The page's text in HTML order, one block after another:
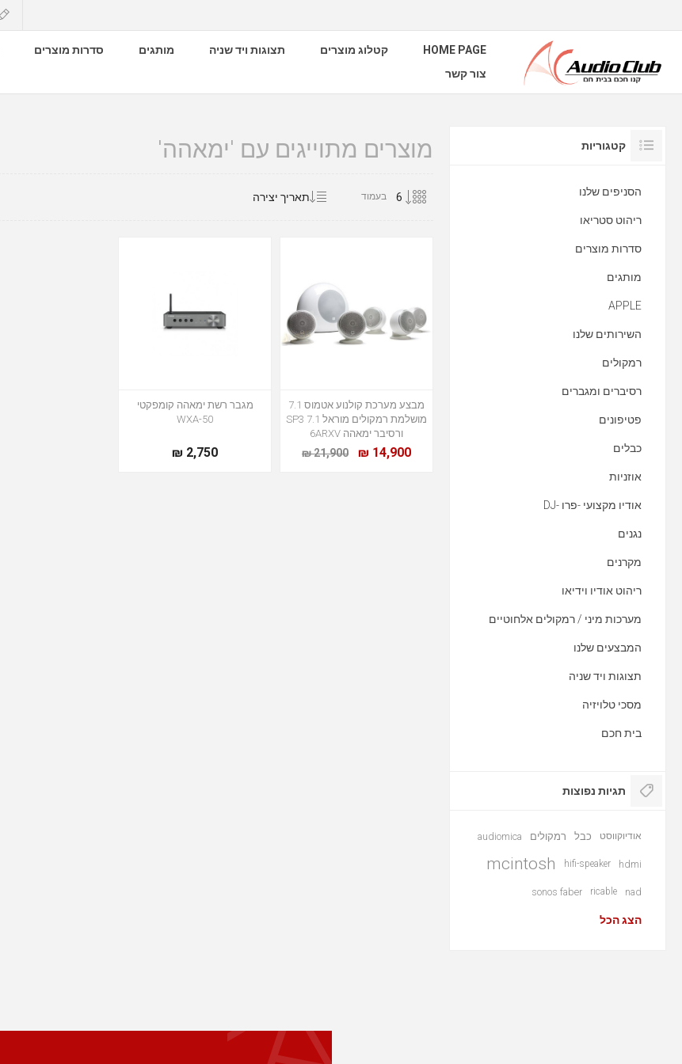
HOME PAGE קטלוג מוצרים תצוגות ויד שניה מותגים סדרות מוצרים
צור קשר
מוצרים מתוייגים עם 'ימאהה'
בעמוד
מבצע מערכת קולנוע אטמוס 7.1
מושלמת רמקולים מוראל SP3 7.1
ורסיבר ימאהה 6ARXV
14,900 ₪
21,900 ₪
מגבר רשת ימאהה קומפקטי
WXA-50
2,750 ₪
קטגוריות
הסניפים שלנו
ריהוט סטריאו
סדרות מוצרים
מותגים
APPLE
השירותים שלנו
רמקולים
רסיברים ומגברים
פטיפונים
כבלים
אוזניות
אודיו מקצועי -פרו -DJ
נגנים
מקרנים
ריהוט אודיו וידיאו
מערכות מיני / רמקולים אלחוטיים
המבצעים שלנו
תצוגות ויד שניה
מסכי טלויזיה
בית חכם
תגיות נפוצות
אודיוקווסט כבל רמקולים audiomica
hdmi
hifi-speaker
mcintosh
nad
ricable
sonos faber
הצג הכל